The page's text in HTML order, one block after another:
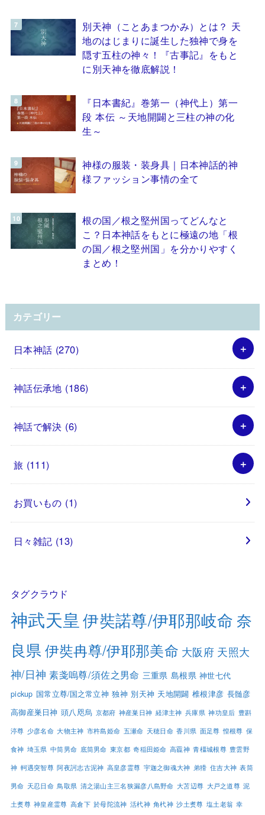
別天神（ことあまつかみ）とは？ 天
地のはじまりに誕生した独神で身を
隠す五柱の神々！『古事記』をもと
に別天神を徹底解説！
『日本書紀』巻第一（神代上）第一
段 本伝 ～天地開闢と三柱の神の化
生～
神様の服装・装身具｜日本神話的神
様ファッション事情の全て
根の国／根之堅州国ってどんなと
こ？日本神話をもとに極遠の地「根
の国／根之堅州国」を分かりやすく
まとめ！
カテゴリー
日本神話 (270)
神話伝承地 (186)
神話で解決 (6)
旅 (111)
お買いもの (1)
日々雑記 (13)
タグクラウド
神武天皇 伊奘諾尊/伊耶那岐命 奈
良県 伊奘冉尊/伊耶那美命 大阪府 天照大
神/日神 素戔嗚尊/須佐之男命 三重県 島根県 神世七代
pickup 国常立尊/国之常立神 独神 別天神 天地開闢 椎根津彦 長髄彦
高御産巣日神 頭八咫烏 京都府 神産巣日神 経津主神 兵庫県 神功皇后 豊斟
渟尊 少彦名命 大物主神 市杵島姫命 五瀬命 天穂日命 香川県 面足尊 惶根尊 保
食神 埼玉県 中筒男命 底筒男命 東京都 奇稲田姫命 高龗神 青橿城根尊 豊雲野
神 軻遇突智尊 阿夜訶志古泥神 高皇彦霊尊 宇迦之御魂大神 弟猾 住吉大神 表筒
男命 天忍日命 鳥取県 清之湯山主三名狭漏彦八島野命 大苫辺尊 大戸之道尊 泥
土煑尊 神皇産霊尊 高倉下 於母陀流神 活杙神 角杙神 沙土煑尊 塩土老翁 幸